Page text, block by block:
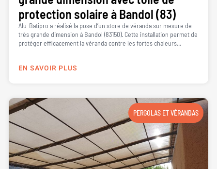
protection solaire à Bandol (83)
Alu-Batipro a réalisé la pose d’un store de véranda sur mesure de
très grande dimension à Bandol (83150). Cette installation permet de
protéger efficacement la véranda contre les fortes chaleurs...
EN SAVOIR PLUS
PERGOLAS ET VÉRANDAS